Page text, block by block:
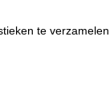
te verzamelen.